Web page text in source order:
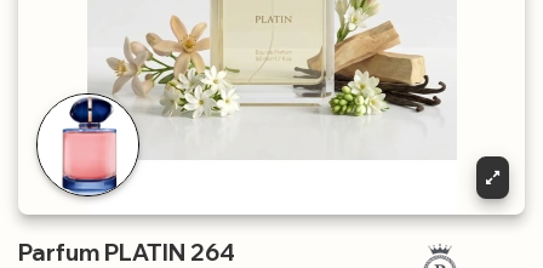
Parfum PLATIN 264